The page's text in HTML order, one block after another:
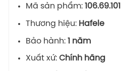
Mã sản phẩm: 106.69.101
Thương hiệu: Hafele
Bảo hành: 1 năm
Xuất xứ: Chính hãng